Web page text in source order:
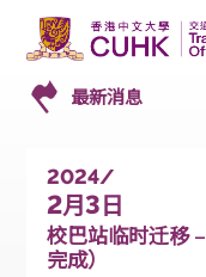
最新消息
2024/
2月3日
校巴站临时迁